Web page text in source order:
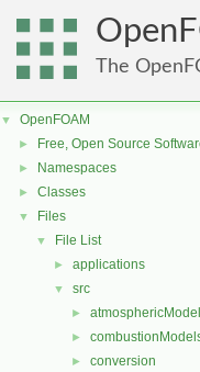
The
▼ OpenFOAM
► Free, Open Source
► Namespaces
► Classes
▼ Files
▼ File List
► applications
▼ src
►
►
► conversion